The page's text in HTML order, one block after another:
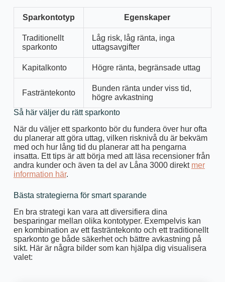
Sparkontotyp Egenskaper
Traditionellt
sparkonto
Låg risk, låg ränta, inga
uttagsavgifter
Kapitalkonto Högre ränta, begränsade uttag
Fasträntekonto
Bunden ränta under viss tid,
högre avkastning
Så här väljer du rätt sparkonto
När du väljer ett sparkonto bör du fundera över hur ofta
du planerar att göra uttag, vilken risknivå du är bekväm
med och hur lång tid du planerar att ha pengarna
insatta. Ett tips är att börja med att läsa recensioner från
andra kunder och även ta del av Låna 3000 direkt mer
information här.
Bästa strategierna för smart sparande
En bra strategi kan vara att diversifiera dina
besparingar mellan olika kontotyper. Exempelvis kan
en kombination av ett fasträntekonto och ett traditionellt
sparkonto ge både säkerhet och bättre avkastning på
sikt. Här är några bilder som kan hjälpa dig visualisera
valet: